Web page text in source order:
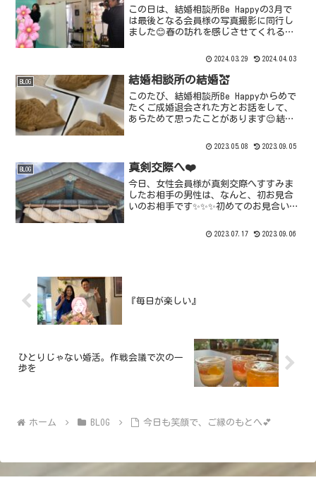
この日は、結婚相談所Be Happyの3月で
は最後となる会員様の写真撮影に同行し
ました😊春の訪れを感じさせてくれる、
結婚相談所Be Happyでは、会員様の福岡
ちろん、...
2024.03.29 2024.04.03
BLOG 結婚相談所の結婚💒
このたび、結婚相談所Be Happyからめで
たくご成婚退会された方とお話をして、
あらためて思ったことがあります😌結婚
結婚すると言われています。結婚が目的
すしらとても良...
2023.05.08 2023.09.05
BLOG 真剣交際へ❤️
今日、女性会員様が真剣交際へすすみま
したお相手の男性は、なんと、初お見合
いのお相手です✨✨✨初めてのお見合い、
した😊第一印象は爽やかでお写真よりも
若々しくて、好感度120%の素敵な男性2
2023.07.17 2023.09.06
『毎日が楽しい』
ひとりじゃない婚活。作戦会議で次の一
歩を
ホーム BLOG 今日も笑顔で、ご縁のもとへ💕